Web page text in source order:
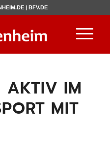
|BFV.DE
AKTIV IM
MIT